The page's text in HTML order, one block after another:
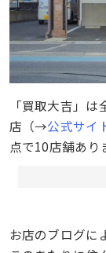
「買取大吉」
店（→公式サイ
点で10店舗あり
お店のブログに